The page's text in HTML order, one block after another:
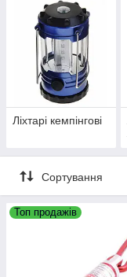
Ліхтарі кемпінгові
Сортування
Топ продажів